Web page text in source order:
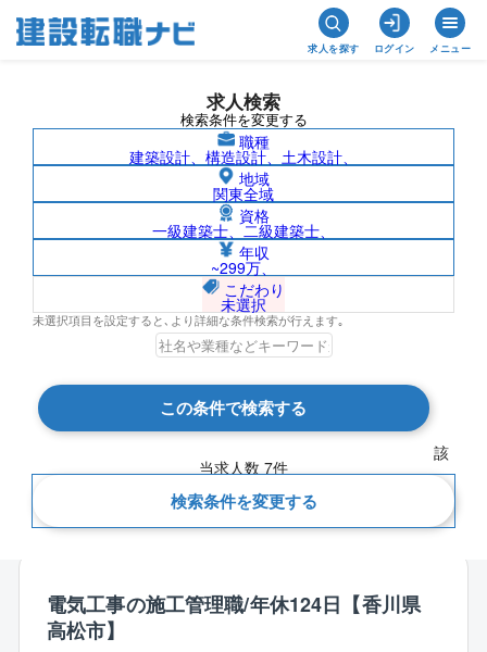
求人を探す ログイン メニュー
求人検索
検索条件を変更する
職種
建築設計、構造設計、土木設計、
地域
関東全域
資格
一級建築士、二級建築士、
年収
~299万、
こだわり
未選択
未選択項目を設定すると､より詳細な条件検索が行えます｡
この条件で検索する
該
当求人数 7件
検索条件を変更する
プラント電気施工管理/香川県の求人検索
結果一覧
新着順
電気工事の施工管理職/年休124日【香川県
高松市】